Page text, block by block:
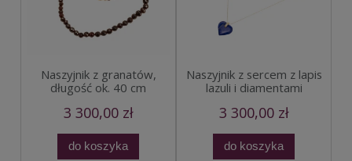
Naszyjnik z granatów,
długość ok. 40 cm
3 300,00 zł
do koszyka
Naszyjnik z sercem z lapis
lazuli i diamentami
3 300,00 zł
do koszyka